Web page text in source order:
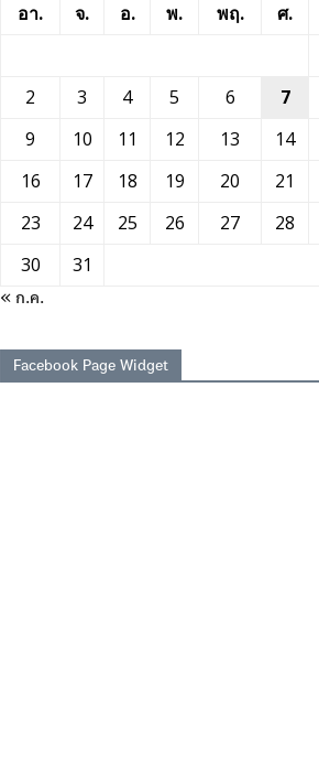
อา.
จ. อ. พ. พฤ. ศ.
2
3 4 5 6 7
9
10 11 12 13 14
16
17 18 19 20 21
23
24 25 26 27 28
30
31
« ก.ค.
Facebook Page Widget